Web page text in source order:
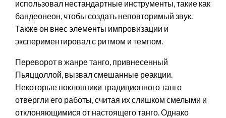
использовал нестандартные инструменты, такие как
бандеонеон, чтобы создать неповторимый звук.
Также он внес элементы импровизации и
экспериментировал с ритмом и темпом.
Переворот в жанре танго, привнесенный
Пьяццоллой, вызвал смешанные реакции.
Некоторые поклонники традиционного танго
отвергли его работы, считая их слишком смелыми и
отклоняющимися от настоящего танго. Однако